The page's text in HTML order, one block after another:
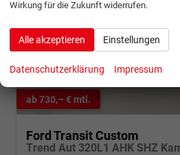
ab 730,– € mtl.
Ford Transit Custom
Trend Aut 320L1 AHK SHZ
Wirkung für die Zukunft widerrufen.
Alle akzeptieren Einstellungen
Datenschutzerklärung Impressum